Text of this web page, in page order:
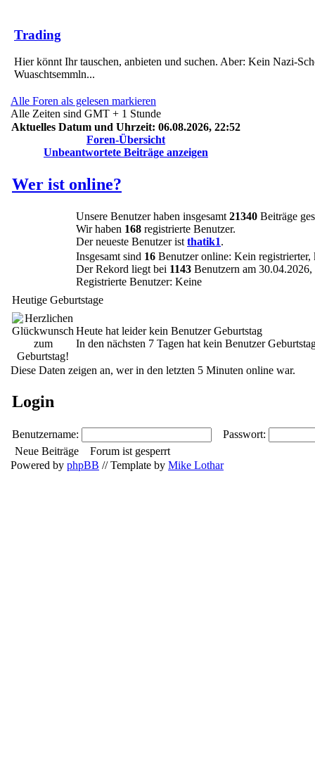
Trading
Hier könnt Ihr tauschen, anbieten und suchen. Aber: Kein Nazi-
Wuaschtsemmln...
Alle Foren als gelesen markieren
Alle Zeiten sind GMT + 1 Stunde
Aktuelles Datum und Uhrzeit: 06.08.2026, 22:52
Foren-Übersicht
Unbeantwortete Beiträge anzeigen
Wer ist online?
Unsere Benutzer haben insgesamt 21340 Beiträge
Wir haben 168 registrierte Benutzer.
Der neueste Benutzer ist thatik1.
Insgesamt sind 16 Benutzer online: Kein
Der Rekord liegt bei 1143 Benutzern am 30.04.2026,
Registrierte Benutzer: Keine
Heutige Geburtstage
Heute hat leider kein Benutzer Geburtstag
In den nächsten 7 Tagen hat kein Benutzer
Diese Daten zeigen an, wer in den letzten 5 Minuten online war.
Login
Benutzername:
Passwort:
Neue Beiträge
Forum ist gesperrt
Powered by phpBB // Template by Mike Lothar